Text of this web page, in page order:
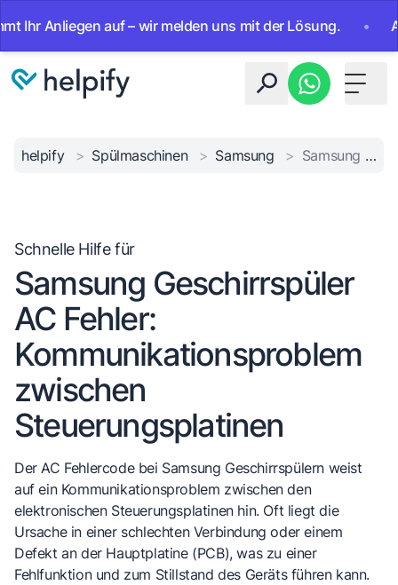
auf – wir melden uns mit der Lösung. • Ab
Toggle
helpify > Spülmaschinen > Samsung > Samsung AC Kommunikationsfehler
Schnelle Hilfe für
Samsung Geschirrspüler
AC Fehler:
Kommunikationsproblem
zwischen
Steuerungsplatinen
Der AC Fehlercode bei Samsung Geschirrspülern weist
auf ein Kommunikationsproblem zwischen den
elektronischen Steuerungsplatinen hin. Oft liegt die
Ursache in einer schlechten Verbindung oder einem
Defekt an der Hauptplatine (PCB), was zu einer
Fehlfunktion und zum Stillstand des Geräts führen kann.